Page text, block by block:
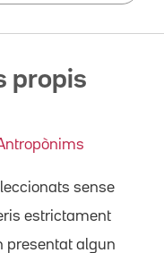
propis
sense
estrictament
presentat algun